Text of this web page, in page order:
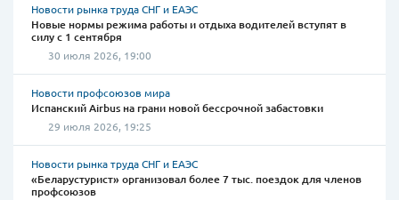
Новости рынка труда СНГ и ЕАЭС
Новые нормы режима работы и отдыха водителей вступят в
силу с 1 сентября
30 июля 2026, 19:00
Новости профсоюзов мира
Испанский Airbus на грани новой бессрочной забастовки
29 июля 2026, 19:25
Новости рынка труда СНГ и ЕАЭС
«Беларустурист» организовал более 7 тыс. поездок для членов
профсоюзов